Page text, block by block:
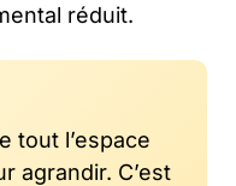
réduit.
tout l’espace
agrandir. C’est